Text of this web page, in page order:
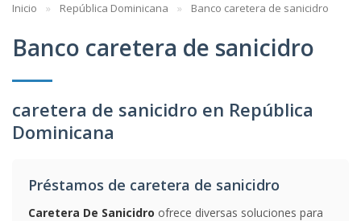
Inicio República Dominicana Banco caretera de sanicidro
Banco caretera de sanicidro
caretera de sanicidro en República
Dominicana
Préstamos de caretera de sanicidro
Caretera De Sanicidro ofrece diversas soluciones para